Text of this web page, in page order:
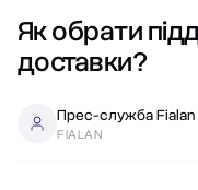
Як обрати
доставки?
Прес-служба Fialan
FIALAN